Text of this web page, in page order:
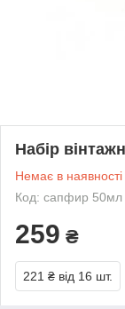
Набір
Немає в наявності
Код: сапфир 50мл
259 ₴
221 ₴ від 16 шт.